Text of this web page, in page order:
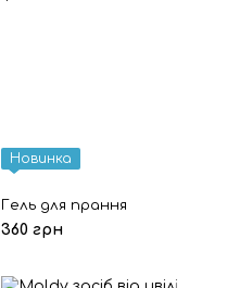
Новинка
Гель для прання
360 грн